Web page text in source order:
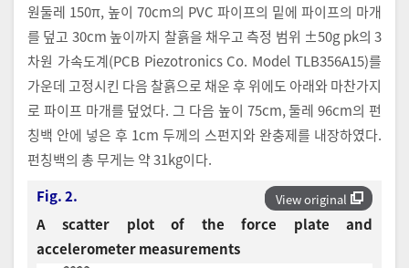
원둘레 150π, 높이 70cm의 PVC 파이프의 밑에 파이프의 마개
를 덮고 30cm 높이까지 찰흙을 채우고 측정 범위 ±50g pk의 3
차원 가속도계(PCB Piezotronics Co. Model TLB356A15)를
가운데 고정시킨 다음 찰흙으로 채운 후 위에도 아래와 마찬가지
로 파이프 마개를 덮었다. 그 다음 높이 75cm, 둘레 96cm의 펀
칭백 안에 넣은 후 1cm 두께의 스펀지와 완충제를 내장하였다.
펀칭백의 총 무게는 약 31kg이다.
View original
Fig. 2.
A scatter plot of the force plate and
accelerometer measurements